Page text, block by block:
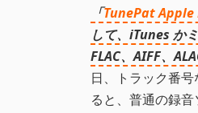
「TunePat
して、iTunes か
FLAC、AIFF、
日、トラック番
ると、普通の録音